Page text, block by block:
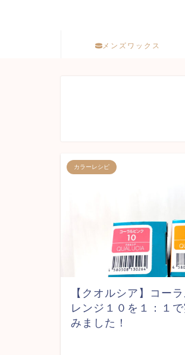
メンズワックス
カラーレシピ
【クオルシア】コー
レンジ１０を１：１
みました！